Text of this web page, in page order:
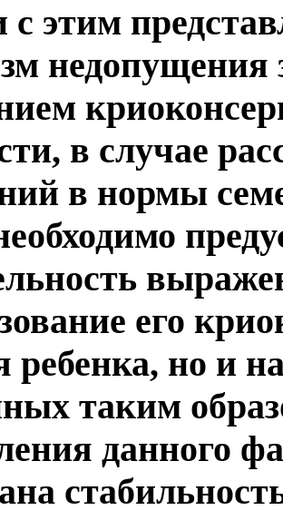
с этим
недопущения
в случае
в нормы
его
ребенка, но и
таким
данного